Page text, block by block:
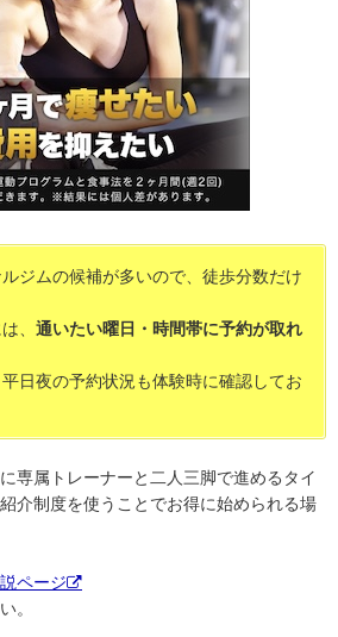
ジムの候補が多いので、徒歩分数だけ
、 通いたい曜日・時間帯に予約が取れ
日夜の予約状況も体験時に確認してお
専属トレーナーと二人三脚で進めるタイ
介制度を使うことでお得に始められる場
ページ
。